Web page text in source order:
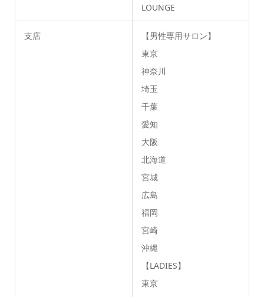
LOUNGE
支店
【男性専用サロン】
東京
神奈川
埼玉
千葉
愛知
大阪
北海道
宮城
広島
福岡
宮崎
沖縄
【LADIES】
東京